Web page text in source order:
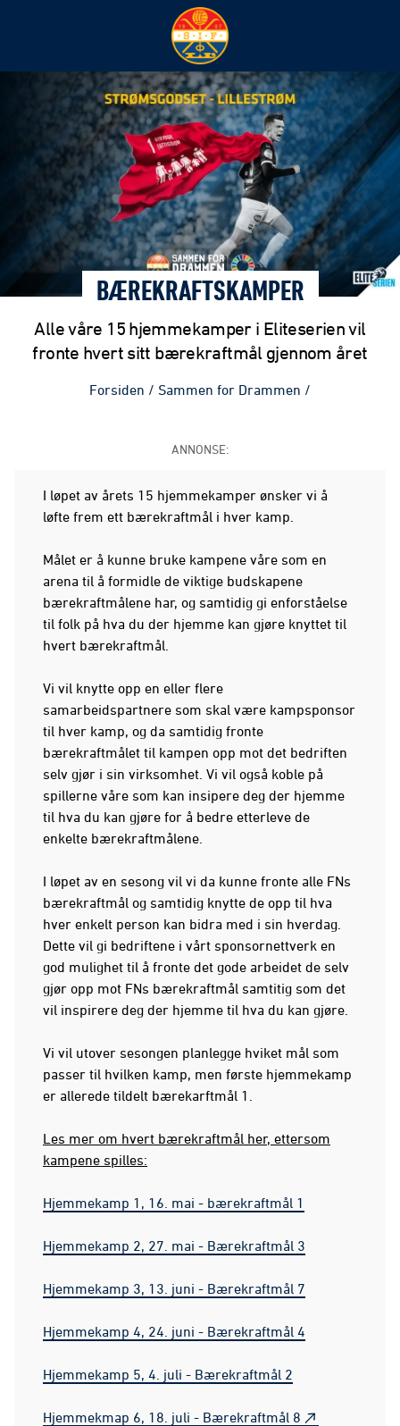
BÆREKRAFTSKAMPER
Alle våre 15 hjemmekamper i Eliteserien vil
fronte hvert sitt bærekraftmål gjennom året
Forsiden / Sammen for Drammen /
ANNONSE:
I løpet av årets 15 hjemmekamper ønsker vi å
løfte frem ett bærekraftmål i hver kamp.
Målet er å kunne bruke kampene våre som en
arena til å formidle de viktige budskapene
bærekraftmålene har, og samtidig gi enforståelse
til folk på hva du der hjemme kan gjøre knyttet til
hvert bærekraftmål.
Vi vil knytte opp en eller flere
samarbeidspartnere som skal være kampsponsor
til hver kamp, og da samtidig fronte
bærekraftmålet til kampen opp mot det bedriften
selv gjør i sin virksomhet. Vi vil også koble på
spillerne våre som kan insipere deg der hjemme
til hva du kan gjøre for å bedre etterleve de
enkelte bærekraftmålene.
I løpet av en sesong vil vi da kunne fronte alle FNs
bærekraftmål og samtidig knytte de opp til hva
hver enkelt person kan bidra med i sin hverdag.
Dette vil gi bedriftene i vårt sponsornettverk en
god mulighet til å fronte det gode arbeidet de selv
gjør opp mot FNs bærekraftmål samtitig som det
vil inspirere deg der hjemme til hva du kan gjøre.
Vi vil utover sesongen planlegge hviket mål som
passer til hvilken kamp, men første hjemmekamp
er allerede tildelt bærekarftmål 1.
Les mer om hvert bærekraftmål her, ettersom
kampene spilles:
Hjemmekamp 1, 16. mai - bærekraftmål 1
Hjemmekamp 2, 27. mai - Bærekraftmål 3
Hjemmekamp 3, 13. juni - Bærekraftmål 7
Hjemmekamp 4, 24. juni - Bærekraftmål 4
Hjemmekamp 5, 4. juli - Bærekraftmål 2
Hjemmekmap 6, 18. juli - Bærekraftmål 8